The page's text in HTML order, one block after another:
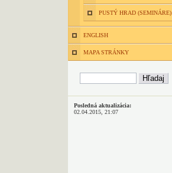
PUSTÝ HRAD (SEMINÁRE)
ENGLISH
MAPA STRÁNKY
Posledná aktualizácia:
02.04.2015, 21:07